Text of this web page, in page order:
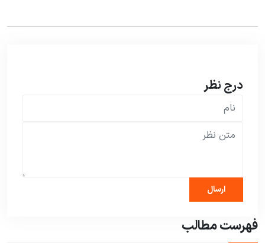
درج نظر
فهرست مطالب